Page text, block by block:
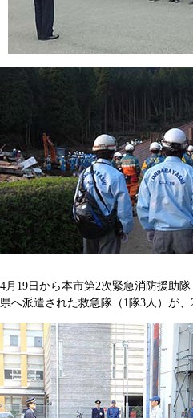
4月19日から本市第2次緊急消防援助
県へ派遣された救急隊（1隊3人）が、